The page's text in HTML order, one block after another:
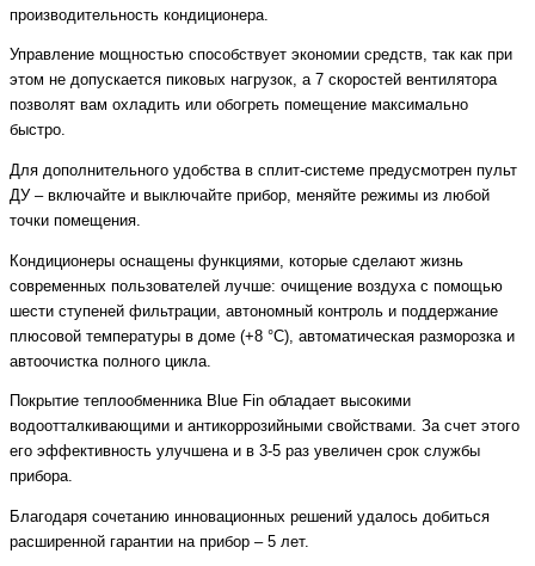
производительность кондиционера.
Управление мощностью способствует экономии средств, так как при
этом не допускается пиковых нагрузок, а 7 скоростей вентилятора
позволят вам охладить или обогреть помещение максимально
быстро.
Для дополнительного удобства в сплит-системе предусмотрен пульт
ДУ – включайте и выключайте прибор, меняйте режимы из любой
точки помещения.
Кондиционеры оснащены функциями, которые сделают жизнь
современных пользователей лучше: очищение воздуха с помощью
шести ступеней фильтрации, автономный контроль и поддержание
плюсовой температуры в доме (+8 °С), автоматическая разморозка и
автоочистка полного цикла.
Покрытие теплообменника Blue Fin обладает высокими
водоотталкивающими и антикоррозийными свойствами. За счет этого
его эффективность улучшена и в 3-5 раз увеличен срок службы
прибора.
Благодаря сочетанию инновационных решений удалось добиться
расширенной гарантии на прибор – 5 лет.